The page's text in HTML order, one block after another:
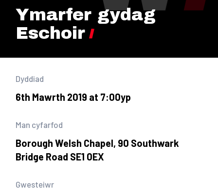
Ymarfer gydag
Eschoir
Dyddiad
6th Mawrth 2019 at 7:00yp
Man cyfarfod
Borough Welsh Chapel, 90 Southwark
Bridge Road SE1 0EX
Gwesteiwr